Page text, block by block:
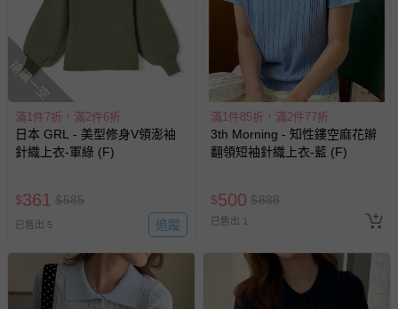
針對滿件折/滿額贈…等活動，如因部份退貨，而該訂單保
留商品未達活動門檻，將以原價計算，活動贈品亦需一併退
回。
部分商品依據消費者保護法的規定，不適用七天鑑賞期/猶
豫期範圍：
易於腐敗、保存期限較短或解約時即將逾期（例如生鮮
客製化商品（例如客製生日書、姓名貼等）。
報紙、期刊或雜誌（惟書籍如經拆封、使用，則酌收整
新費用）。
經消費者拆封之影音商品或電腦軟體（例如 DVD、CD
等）。
搶購一空
滿1件7折，滿2件6折
日本 GRL - 美型修身V領澎袖
針織上衣-軍綠 (F)
$361 $585
已售出 5 追蹤
滿1件85折，滿2件77折
3th Morning - 知性鏤空麻花辮
翻領短袖針織上衣-藍 (F)
$500 $888
已售出 1